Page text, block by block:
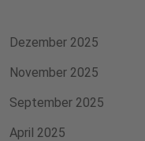
Dezember 2025
November 2025
September 2025
April 2025